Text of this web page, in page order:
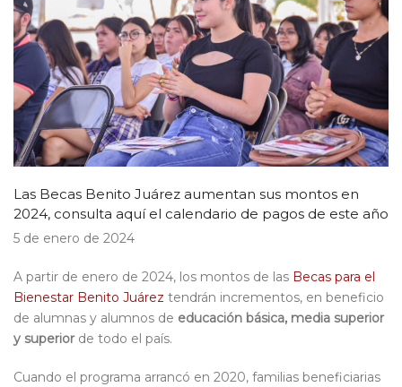
Las Becas Benito Juárez aumentan sus montos en
2024, consulta aquí el calendario de pagos de este año
5 de enero de 2024
A partir de enero de 2024, los montos de las Becas para el
Bienestar Benito Juárez tendrán incrementos, en beneficio
de alumnas y alumnos de educación básica, media superior
y superiorde todo el país.
Cuando el programa arrancó en 2020, familias beneficiarias